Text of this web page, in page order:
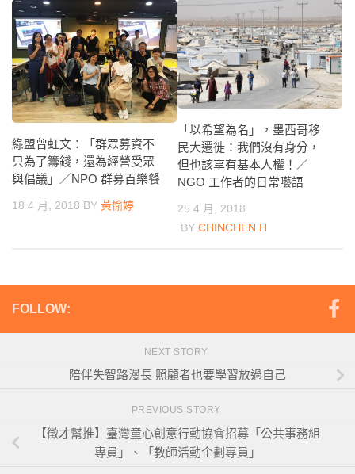
綠盟曾虹文：「群眾募資不
只為了籌錢，還為經營受眾
與倡議」／NPO 群募百樂餐
18 4 月, 2018 BY 黃愉婷
「以希望為名」，墨西哥移
民大遷徙：我們沒有身分，
但也該享有基本人權！／
NGO 工作者的日常囈語
25 4 月, 2018
BY CHINCHEN.H
FOLLOW:
NEXT STORY
陪伴失智路漫長 照顧者也要學習放過自己
PREVIOUS STORY
【徵才幫推】臺灣童心創意行動協會招募「公共事務組
專員」、「教師活動企劃專員」